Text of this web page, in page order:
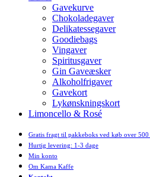
Gavekurve
Chokoladegaver
Delikatessegaver
Goodiebags
Vingaver
Spiritusgaver
Gin Gaveæsker
Alkoholfrigaver
Gavekort
Lykønskningskort
Limoncello & Rosé
Gratis fragt til pakkeboks ved køb over 500
Hurtig levering: 1-3 dage
Min konto
Om Kama Kaffe